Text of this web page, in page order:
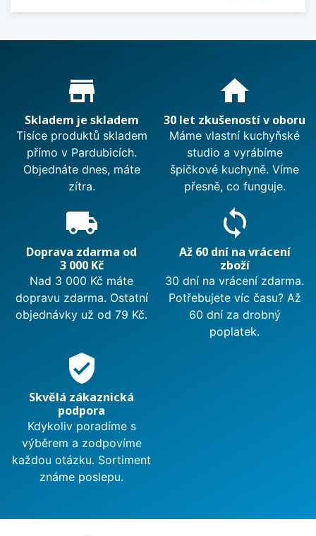
Proč nakupovat u nás?
store_mall_directory
Skladem je skladem
Tisíce produktů skladem
přímo v Pardubicích.
Objednáte dnes, máte
zítra.
home
30 let zkušeností v oboru
Máme vlastní kuchyňské
studio a vyrábíme
špičkové kuchyně. Víme
přesně, co funguje.
local_shipping
Doprava zdarma od
3 000 Kč
Nad 3 000 Kč máte
dopravu zdarma. Ostatní
objednávky už od 79 Kč.
sync
Až 60 dní na vrácení
zboží
30 dní na vrácení zdarma.
Potřebujete víc času? Až
60 dní za drobný
poplatek.
verified_user
Skvělá zákaznická
podpora
Kdykoliv poradíme s
výběrem a zodpovíme
každou otázku. Sortiment
známe poslepu.